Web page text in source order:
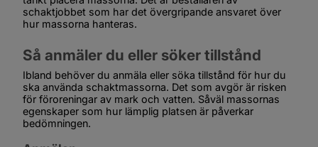
schaktjobbet som har det övergripande ansvaret över
hur massorna hanteras.
Så anmäler du eller söker tillstånd
Ibland behöver du anmäla eller söka tillstånd för hur du
ska använda schaktmassorna. Det som avgör är risken
för föroreningar av mark och vatten. Såväl massornas
egenskaper som hur lämplig platsen är påverkar
bedömningen.